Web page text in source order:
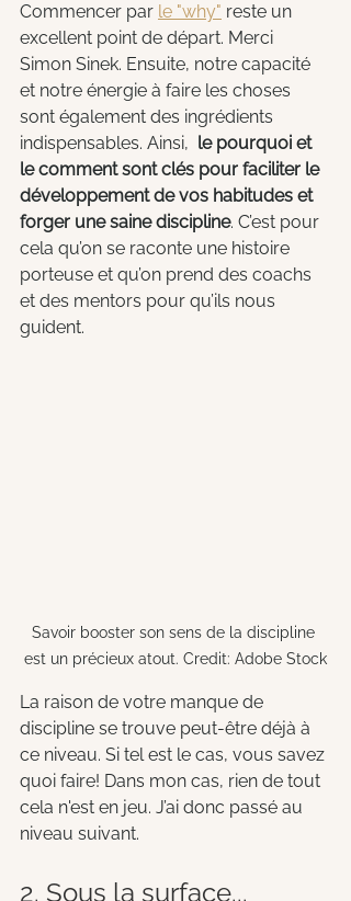
Commencer par le "why" reste un
excellent point de départ. Merci
Simon Sinek. Ensuite, notre capacité
et notre énergie à faire les choses
sont également des ingrédients
indispensables. Ainsi, le pourquoi et
le comment sont clés pour faciliter le
développement de vos habitudes et
forger une saine discipline. C’est pour
cela qu’on se raconte une histoire
porteuse et qu’on prend des coachs
et des mentors pour qu’ils nous
guident.
Savoir booster son sens de la discipline
est un précieux atout. Credit: Adobe Stock
La raison de votre manque de
discipline se trouve peut-être déjà à
ce niveau. Si tel est le cas, vous savez
quoi faire! Dans mon cas, rien de tout
cela n'est en jeu. J’ai donc passé au
niveau suivant.
2. Sous la surface...